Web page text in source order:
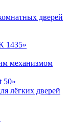
дверей
1435»
механизмом
50»
лёгких дверей